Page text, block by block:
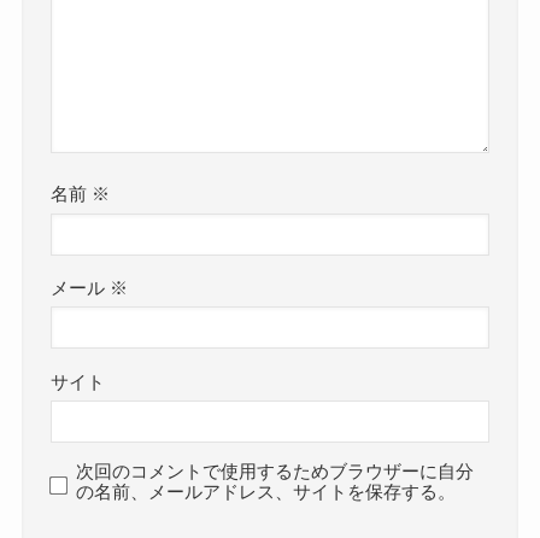
名前 ※
メール ※
サイト
次回のコメントで使用するためブラウザーに自分
の名前、メールアドレス、サイトを保存する。